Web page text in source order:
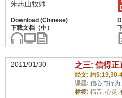
朱志山牧师
2011/01/30 之三: 信得正
经文: 约5:19,30-
课题: 信心与行为,
标签: 福音, 心灵,